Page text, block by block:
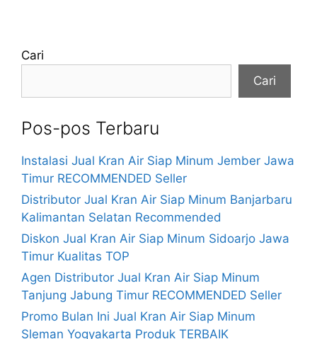
Cari
Cari
Pos-pos Terbaru
Instalasi Jual Kran Air Siap Minum Jember Jawa
Timur RECOMMENDED Seller
Distributor Jual Kran Air Siap Minum Banjarbaru
Kalimantan Selatan Recommended
Diskon Jual Kran Air Siap Minum Sidoarjo Jawa
Timur Kualitas TOP
Agen Distributor Jual Kran Air Siap Minum
Tanjung Jabung Timur RECOMMENDED Seller
Promo Bulan Ini Jual Kran Air Siap Minum
Sleman Yogyakarta Produk TERBAIK